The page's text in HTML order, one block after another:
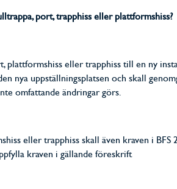
port, trapphiss eller plattformshiss?
plattformshiss eller trapphiss till en ny
nya uppställningsplatsen och skall
omfattande ändringar görs.
eller trapphiss skall även kraven i BFS
kraven i gällande föreskrift